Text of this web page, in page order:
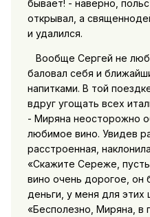
бывает! - наверно,
открывал, а
и удалился.
Вообще Сергей не
баловал себя и
напитками. В той
вдруг угощать всех
- Миряна неосторожно
любимое вино. Увидев
расстроенная,
«Скажите Сереже,
вино очень дорогое, он
деньги, у меня для этих
«Бесполезно, Миряна, в